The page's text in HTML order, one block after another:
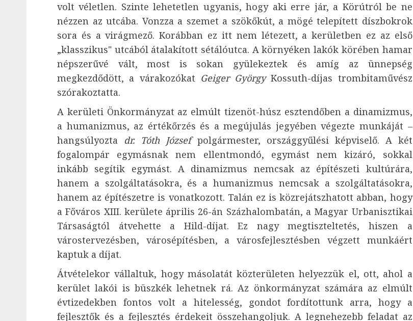
volt véletlen. Szinte lehetetlen ugyanis, hogy aki erre jár, a Körútról be ne
nézzen az utcába. Vonzza a szemet a szökőkút, a mögé telepített díszbokrok
sora és a virágmező. Korábban ez itt nem létezett, a kerületben ez az első
„klasszikus" utcából átalakított sétálóutca. A környéken lakók körében hamar
népszerűvé vált, most is sokan gyülekeztek és amíg az ünnepség
megkezdődött, a várakozókat Geiger GyörgyKossuth-díjas trombitaművész
szórakoztatta.
A kerületi Önkormányzat az elmúlt tizenöt-húsz esztendőben a dinamizmus,
a humanizmus, az értékőrzés és a megújulás jegyében végezte munkáját –
hangsúlyozta dr. Tóth József polgármester, országgyűlési képviselő. A két
fogalompár egymásnak nem ellentmondó, egymást nem kizáró, sokkal
inkább segítik egymást. A dinamizmus nemcsak az építészeti kultúrára,
hanem a szolgáltatásokra, és a humanizmus nemcsak a szolgáltatásokra,
hanem az építészetre is vonatkozott. Talán ez is közrejátszhatott abban, hogy
a Főváros XIII. kerülete április 26-án Százhalombatán, a Magyar Urbanisztikai
Társaságtól átvehette a Hild-díjat. Ez nagy megtiszteltetés, hiszen a
várostervezésben, városépítésben, a városfejlesztésben végzett munkáért
kaptuk a díjat.
Átvételekor vállaltuk, hogy másolatát közterületen helyezzük el, ott, ahol a
kerület lakói is büszkék lehetnek rá. Az önkormányzat számára az elmúlt
évtizedekben fontos volt a hitelesség, gondot fordítottunk arra, hogy a
fejlesztők és a fejlesztés érdekeit összehangoljuk. A legnehezebb feladat az